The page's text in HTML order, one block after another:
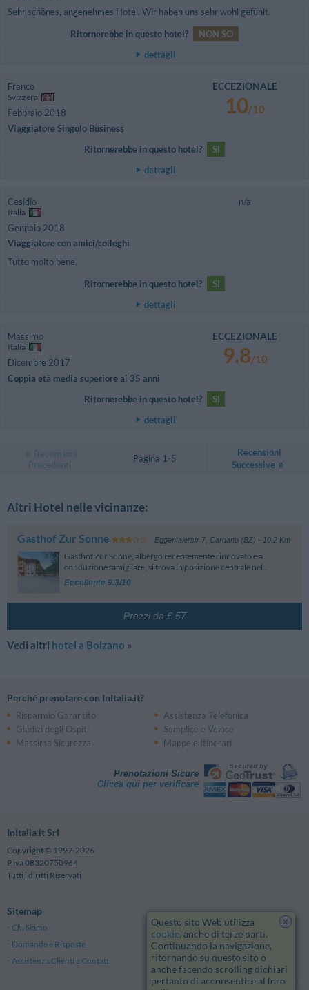
Sehr schönes, angenehmes Hotel. Wir haben uns sehr wohl gefühlt.
Ritornerebbe in questo hotel?
NON SO
dettagli
Franco
Svizzera
Febbraio 2018
Viaggiatore Singolo Business
ECCEZIONALE
10/10
Ritornerebbe in questo hotel?
SI
dettagli
Cesidio
Italia
Gennaio 2018
Viaggiatore con amici/colleghi
n/a
Tutto molto bene.
Ritornerebbe in questo hotel?
SI
dettagli
Massimo
Italia
Dicembre 2017
Coppia età media superiore ai 35 anni
ECCEZIONALE
9.8/10
Ritornerebbe in questo hotel?
SI
dettagli
Pagina 1-5
Recensioni
Successive
Altri Hotel nelle vicinanze:
Gasthof Zur Sonne Eggentalerstr 7, Cardano (BZ) - 10.2 Km
Gasthof Zur Sonne, albergo recentemente rinnovato e a
conduzione famigliare, si trova in posizione centrale nel...
Eccellente 9.3/10
Prezzi da € 57
Vedi altri hotel a Bolzano »
Perché prenotare con InItalia.it?
Risparmio Garantito
Assistenza Telefonica
Giudizi degli Ospiti
Semplice e Veloce
Massima Sicurezza
Mappe e Itinerari
Prenotazioni Sicure
Clicca qui per verificare
InItalia.it Srl
Copyright © 1997-2026
P.iva 08320750964
Tutti i diritti Riservati
Sitemap
Chi Siamo
Note Legali
Domande e Risposte
Privacy
Assistenza Clienti e Contatti
Termini e Condizioni generali
x
Questo sito Web utilizza
cookie, anche di terze parti.
Continuando la navigazione,
ritornando su questo sito o
anche facendo scrolling dichiari
pertanto di acconsentire al loro